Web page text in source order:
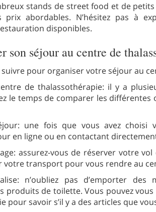
stands de street food et de
prix abordables. N’hésitez pas à
disponibles.
son séjour au centre de
pour organiser votre séjour au
de thalassothérapie: il y a
le temps de comparer les
une fois que vous avez choisi
en ligne ou en contactant
assurez-vous de réserver votre
votre transport pour vous rendre au
n’oubliez pas d’emporter
produits de toilette. Vous pouvez
pour savoir s’il y a des articles que